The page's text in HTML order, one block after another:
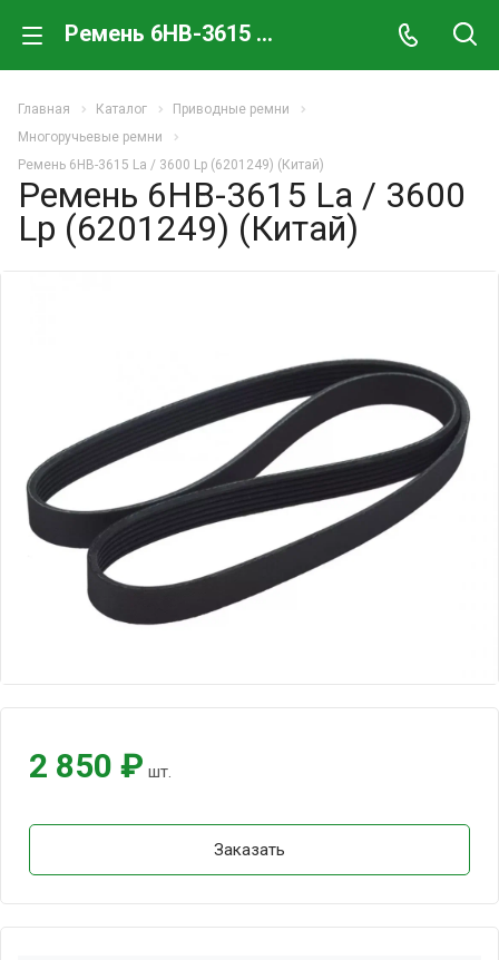
Ремень 6HB-3615 La / 3600 Lp (6201249) (Китай)
Главная Каталог
Приводные ремни
Многоручьевые ремни
Ремень 6HB-3615 La / 3600 Lp (6201249) (Китай)
Ремень 6HB-3615 La / 3600
Lp (6201249) (Китай)
2 850 ₽ шт.
Заказать